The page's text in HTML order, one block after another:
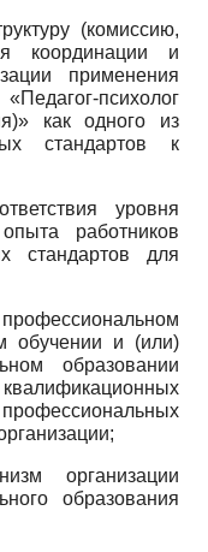
(комиссию,
координации и
применения
психолог
как одного из
стандартов к
уровня
работников
стандартов для
обучении и (или)
образовании
организации
образования